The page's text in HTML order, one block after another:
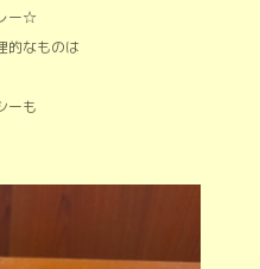
ー☆
的なものは
ーも